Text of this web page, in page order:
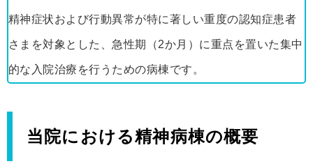
精神症状および行動異常が特に著しい重度の認知症患者
さまを対象とした、急性期（2か月）に重点を置いた集中
的な入院治療を行うための病棟です。
当院における精神病棟の概要